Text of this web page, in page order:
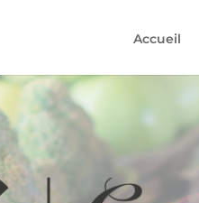
Accueil